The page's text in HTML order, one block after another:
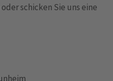
schicken Sie uns eine